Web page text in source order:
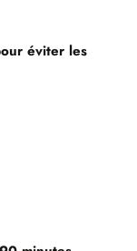
éviter les